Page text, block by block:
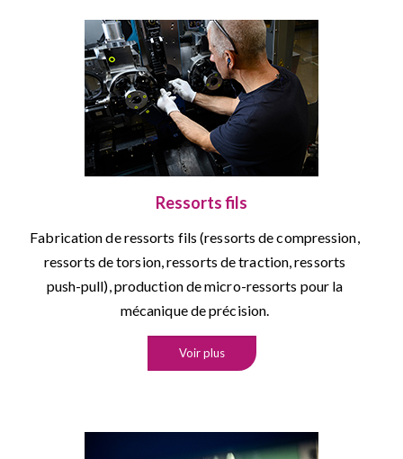
Ressorts fils
Fabrication de ressorts fils (ressorts de compression,
ressorts de torsion, ressorts de traction, ressorts
push-pull), production de micro-ressorts pour la
mécanique de précision.
Voir plus